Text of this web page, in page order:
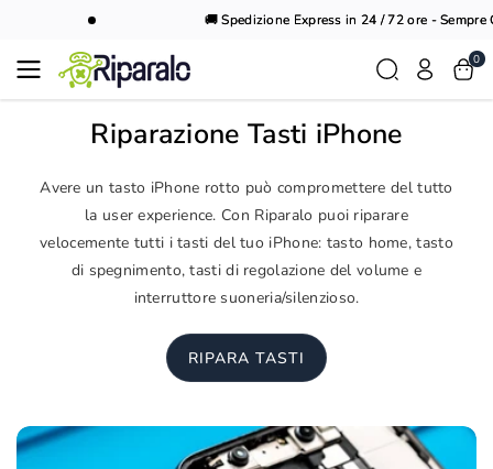
🚚 Spedizione Express in 24 / 72 ore - Sempre
0
Riparazione Tasti iPhone
Avere un tasto iPhone rotto può compromettere del tutto
la user experience. Con Riparalo puoi riparare
velocemente tutti i tasti del tuo iPhone: tasto home, tasto
di spegnimento, tasti di regolazione del volume e
interruttore suoneria/silenzioso.
RIPARA TASTI